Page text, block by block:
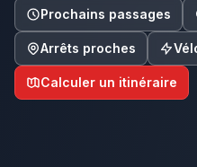
Prochains passages
Arrêts proches
Calculer un itinéraire